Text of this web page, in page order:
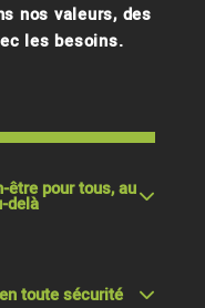
nos valeurs, des
les besoins.
pour tous, au
delà
toute sécurité